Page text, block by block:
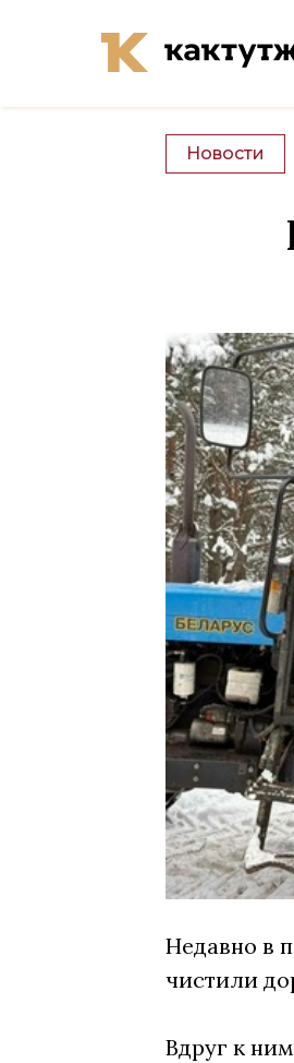
Новости
Недавно в
чистили
Вдруг к